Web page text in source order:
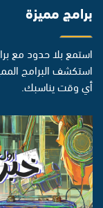
برامج مميزة
استمع بلا حدود مع
استكشف البرامج
أي وقت يناسبك.